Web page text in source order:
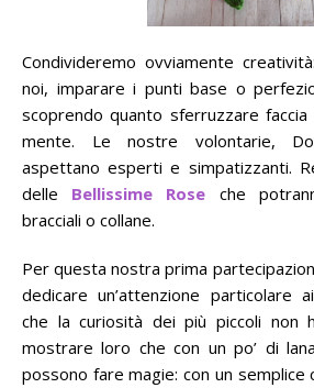
Condivideremo ovviamente
noi, imparare i punti base o
scoprendo quanto sferruzzare
mente. Le nostre volontarie,
aspettano esperti e simpatizzanti.
delle Bellissime Rose che
bracciali o collane.
Per questa nostra prima
dedicare un’attenzione particolare
che la curiosità dei più piccoli non
mostrare loro che con un po’ di
possono fare magie: con un semplice